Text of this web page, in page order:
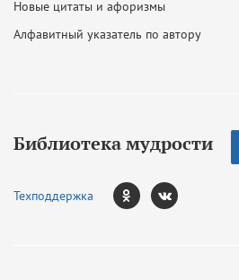
Новые цитаты и афоризмы
Алфавитный указатель по автору
Библиотека мудрости
Техподдержка